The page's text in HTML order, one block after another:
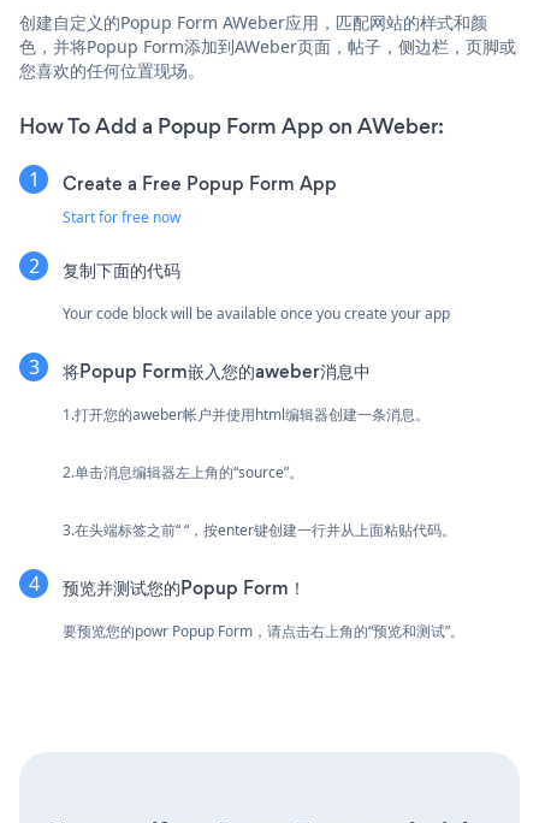
创建自定义的Popup Form AWeber应用，匹配网站的样式和颜
色，并将Popup Form添加到AWeber页面，帖子，侧边栏，页脚或
您喜欢的任何位置现场。
How To Add a Popup Form App on AWeber:
Create a Free Popup Form App
Start for free now
复制下面的代码
Your code block will be available once you create your app
将Popup Form嵌入您的aweber消息中
1.打开您的aweber帐户并使用html编辑器创建一条消息。
2.单击消息编辑器左上角的“source”。
3.在头端标签之前“ “，按enter键创建一行并从上面粘贴代码。
预览并测试您的Popup Form！
要预览您的powr Popup Form，请点击右上角的“预览和测试”。